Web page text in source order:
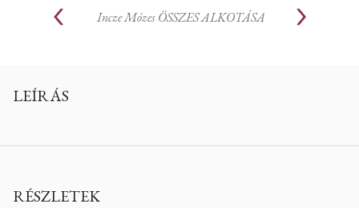
Incze Mózes ÖSSZES ALKOTÁSA
LEÍRÁS
RÉSZLETEK